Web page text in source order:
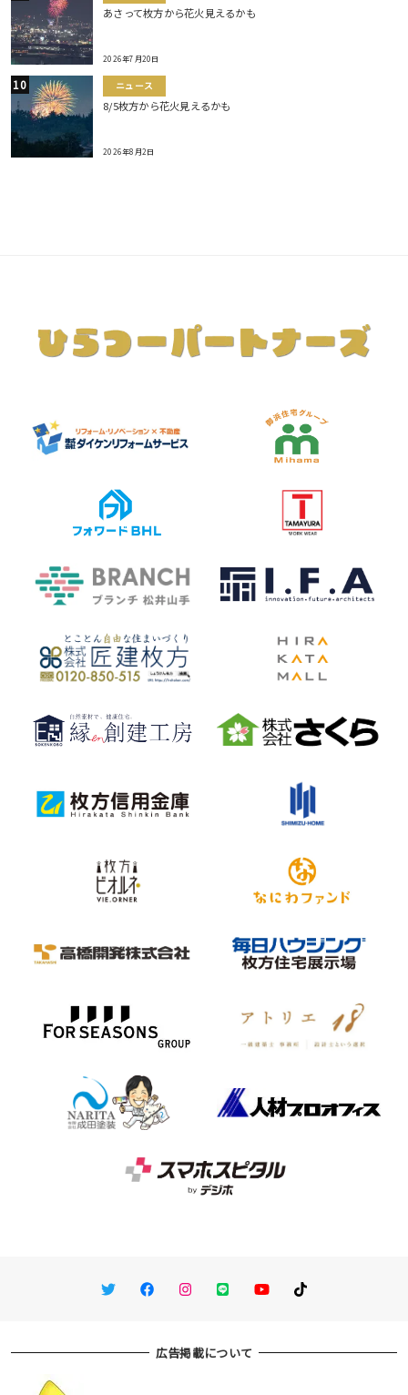
あさって枚方から花火見えるかも
2026年7月20日
ニュース
8/5枚方から花火見えるかも
2026年8月2日
TwitterFacebookInstagram
LINE You TubeTikTok
広告掲載について